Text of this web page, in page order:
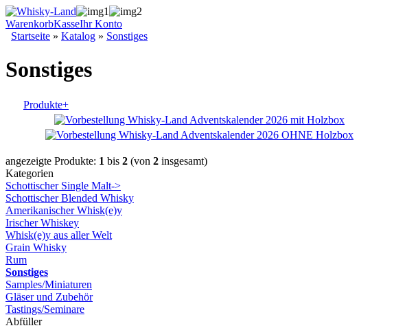
WarenkorbKasseIhr Konto
Startseite » Katalog » Sonstiges
Sonstiges
Produkte+
angezeigte Produkte: 1 bis 2 (von 2 insgesamt)
Kategorien
Schottischer Single Malt->
Schottischer Blended Whisky
Amerikanischer Whisk(e)y
Irischer Whiskey
Whisk(e)y aus aller Welt
Grain Whisky
Rum
Sonstiges
Samples/Miniaturen
Gläser und Zubehör
Tastings/Seminare
Abfüller